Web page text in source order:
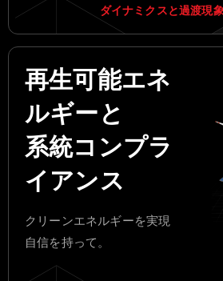
ダイナミクスと過渡現
再生可能エネ
ルギーと
系統コンプラ
イアンス
クリーンエネルギーを実現
自信を持って。